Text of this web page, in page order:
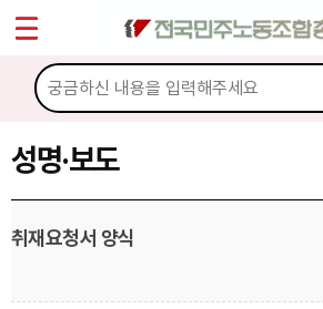
성명·보도
취재요청서 양식
마이페이지
소개
소식
공지사항
성명·보도
Sketchbook5, 스케
Sketchbook5, 스케치북5